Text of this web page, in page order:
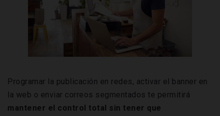
Programar la publicación en redes, activar el banner en
la web o enviar correos segmentados te permitirá
mantener el control total sin tener que